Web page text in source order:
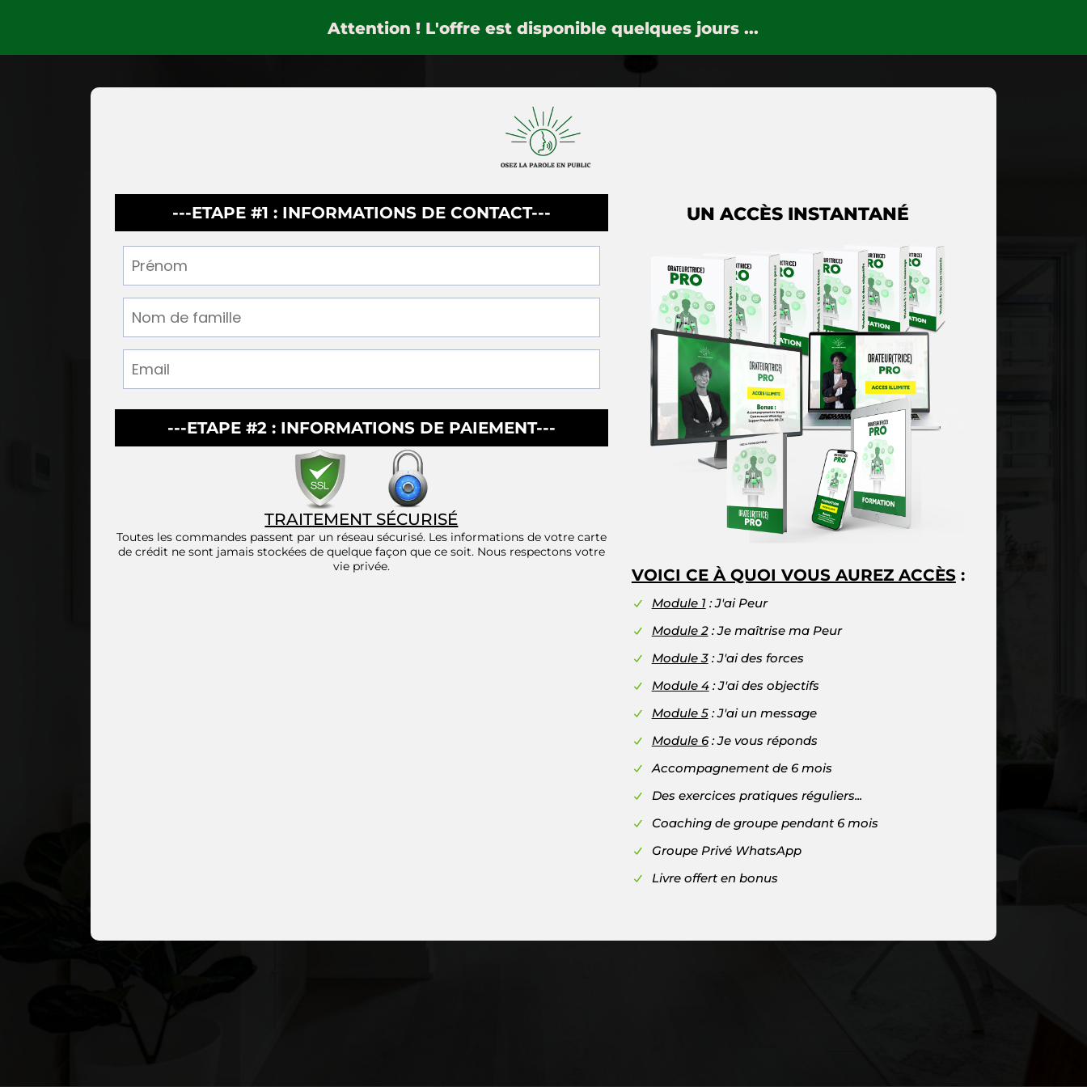
Attention ! L'offre est disponible quelques jours ...
---ETAPE #1 : INFORMATIONS DE CONTACT---
---ETAPE #2 : INFORMATIONS DE PAIEMENT---
TRAITEMENT SÉCURISÉ
Toutes les commandes passent par un réseau sécurisé. Les informations de votre carte
de crédit ne sont jamais stockées de quelque façon que ce soit. Nous respectons votre
vie privée.
UN ACCÈS INSTANTANÉ
VOICI CE À QUOI VOUS AUREZ ACCÈS:
Module 1: J'ai Peur
Module 2: Je maîtrise ma Peur
Module 3: J'ai des forces
Module 4: J'ai des objectifs
Module 5: J'ai un message
Module 6: Je vous réponds
Accompagnement de 6 mois
Des exercices pratiques réguliers...
Coaching de groupe pendant 6 mois
Groupe Privé WhatsApp
Livre offert en bonus